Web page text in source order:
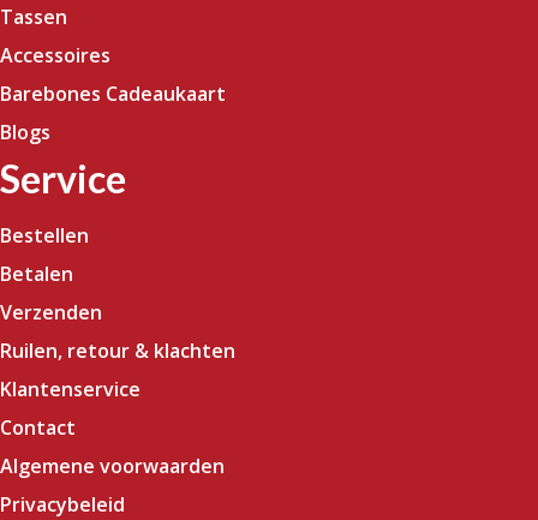
Tassen
Accessoires
Barebones Cadeaukaart
Blogs
Service
Bestellen
Betalen
Verzenden
Ruilen, retour & klachten
Klantenservice
Contact
Algemene voorwaarden
Privacybeleid